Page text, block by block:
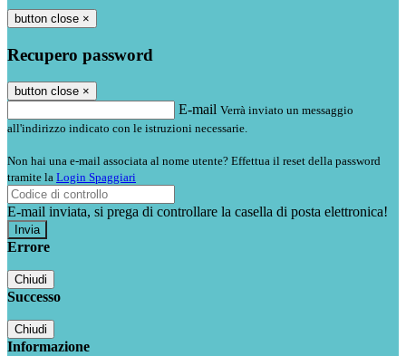
button close ×
Recupero password
button close ×
E-mail Verrà inviato un messaggio
all'indirizzo indicato con le istruzioni necessarie.
Non hai una e-mail associata al nome utente? Effettua il reset della password
tramite la Login Spaggiari
E-mail inviata, si prega di controllare la casella di posta elettronica!
Errore
Chiudi
Successo
Chiudi
Informazione